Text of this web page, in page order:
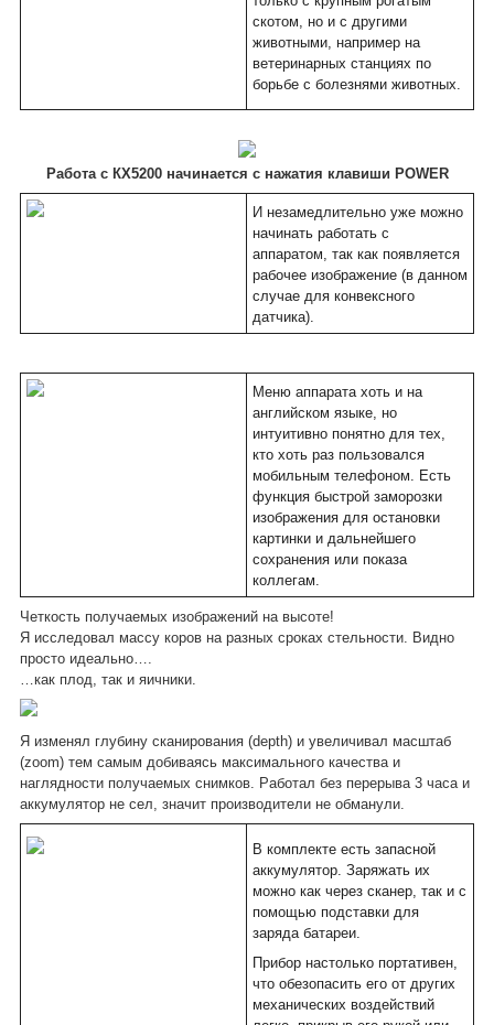
скотом, но и с другими
животными, например на
ветеринарных станциях по
борьбе с болезнями животных.
Работа с КХ5200 начинается с нажатия клавиши POWER
И незамедлительно уже можно
начинать работать с
аппаратом, так как появляется
рабочее изображение (в данном
случае для конвексного
датчика).
Меню аппарата хоть и на
английском языке, но
интуитивно понятно для тех,
кто хоть раз пользовался
мобильным телефоном. Есть
функция быстрой заморозки
изображения для остановки
картинки и дальнейшего
сохранения или показа
коллегам.
Четкость получаемых изображений на высоте!
Я исследовал массу коров на разных сроках стельности. Видно
просто идеально….
…как плод, так и яичники.
Я изменял глубину сканирования (depth) и увеличивал масштаб
(zoom) тем самым добиваясь максимального качества и
наглядности получаемых снимков. Работал без перерыва 3 часа и
аккумулятор не сел, значит производители не обманули.
В комплекте есть запасной
аккумулятор. Заряжать их
можно как через сканер, так и с
помощью подставки для
заряда батареи.
Прибор настолько портативен,
что обезопасить его от других
механических воздействий